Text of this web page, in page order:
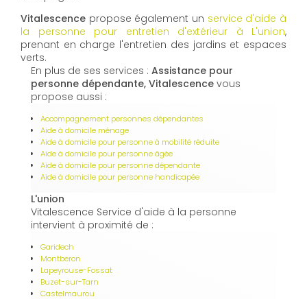
Vitalescence propose également un service d'aide à
la personne pour entretien d'extérieur à L'union,
prenant en charge l'entretien des jardins et espaces
verts.
En plus de ses services : Assistance pour
personne dépendante, Vitalescence vous
propose aussi :
Accompagnement personnes dépendantes
Aide à domicile ménage
Aide à domicile pour personne à mobilité réduite
Aide à domicile pour personne âgée
Aide à domicile pour personne dépendante
Aide à domicile pour personne handicapée
L'union
Vitalescence Service d'aide à la personne
intervient à proximité de :
Garidech
Montberon
Lapeyrouse-Fossat
Buzet-sur-Tarn
Castelmaurou